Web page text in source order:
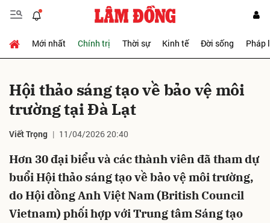
Mới nhất Chính trị Thời sự Kinh tế Đời sống Pháp
Hội thảo sáng tạo về bảo vệ môi
trường tại Đà Lạt
Viết Trọng 11/04/2026 20:40
Hơn 30 đại biểu và các thành viên đã tham dự
buổi Hội thảo sáng tạo về bảo vệ môi trường,
do Hội đồng Anh Việt Nam (British Council
Vietnam) phối hợp với Trung tâm Sáng tạo
Gửi bình luận
Hủy Gửi